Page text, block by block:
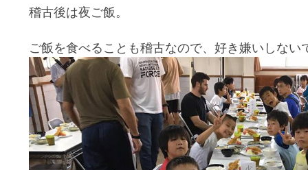
稽古後は夜ご飯。
ご飯を食べることも稽古なので、好き嫌いしない